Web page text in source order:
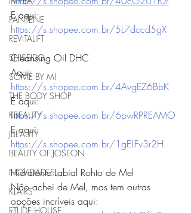
PANTENE
REVITALIFT
SHISEIDO
SOME BY MI
THE BODY SHOP
KBEAUTY
JBEAUTY
BEAUTY OF JOSEON
NOVIDADES
KLAIRS
ETUDE HOUSE
E aqui:
https://s.shopee.com.br/5L7dccd5gX
Cleansing Oil DHC
Aqui:
https://s.shopee.com.br/4AvgEZ6BbK
E aqui:
https://s.shopee.com.br/6pwRPREAMO
E aqui:
https://s.shopee.com.br/1gELFv3r2H
Hidratante Labial Rohto de Mel
Não achei de Mel, mas tem outras
opções incríveis aqui: